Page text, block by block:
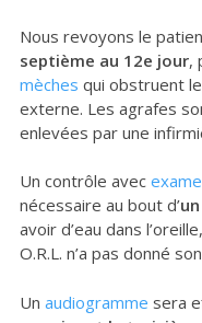
Nous revoyons le
septième au 12e jour,
mèches qui obstruent
externe. Les agrafes
enlevées par une
Un contrôle avec
nécessaire au bout d’
avoir d’eau dans
O.R.L. n’a pas donné
Un audiogramme sera